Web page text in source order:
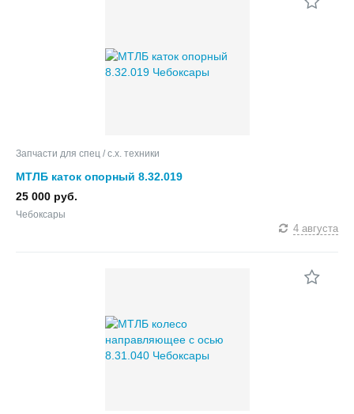
Запчасти для спец / с.х. техники
МТЛБ каток опорный 8.32.019
25 000 руб.
Чебоксары
4 августа